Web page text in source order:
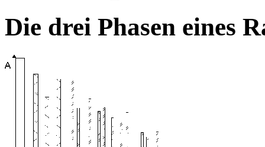
Die drei Phasen eines